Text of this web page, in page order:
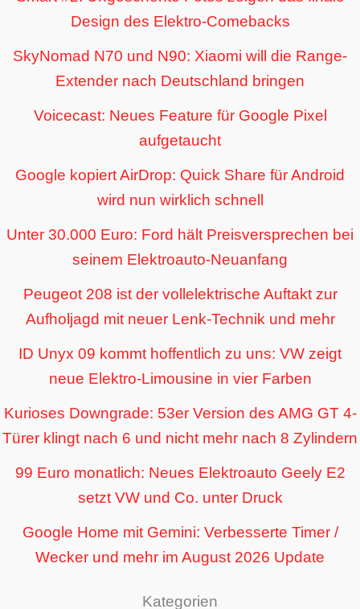
Design des Elektro-Comebacks
SkyNomad N70 und N90: Xiaomi will die Range-
Extender nach Deutschland bringen
Voicecast: Neues Feature für Google Pixel
aufgetaucht
Google kopiert AirDrop: Quick Share für Android
wird nun wirklich schnell
Unter 30.000 Euro: Ford hält Preisversprechen bei
seinem Elektroauto-Neuanfang
Peugeot 208 ist der vollelektrische Auftakt zur
Aufholjagd mit neuer Lenk-Technik und mehr
ID Unyx 09 kommt hoffentlich zu uns: VW zeigt
neue Elektro-Limousine in vier Farben
Kurioses Downgrade: 53er Version des AMG GT 4-
Türer klingt nach 6 und nicht mehr nach 8 Zylindern
99 Euro monatlich: Neues Elektroauto Geely E2
setzt VW und Co. unter Druck
Google Home mit Gemini: Verbesserte Timer /
Wecker und mehr im August 2026 Update
Kategorien